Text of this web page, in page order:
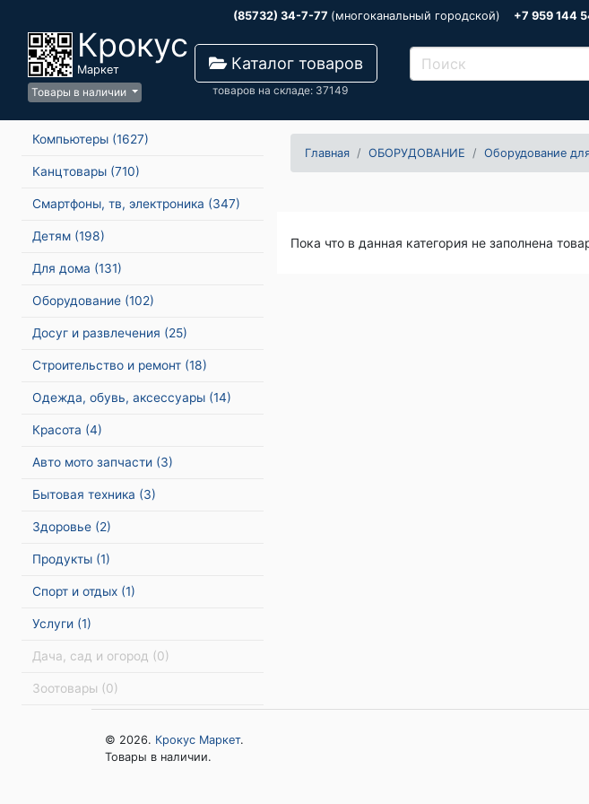
(85732) 34-7-77 (многоканальный городской) +7 959 144
Крокус
Маркет
Товары в наличии
Каталог товаров
товаров на складе: 37149
Компьютеры (1627)
Канцтовары (710)
Смартфоны, тв, электроника (347)
Детям (198)
Для дома (131)
Оборудование (102)
Досуг и развлечения (25)
Строительство и ремонт (18)
Одежда, обувь, аксессуары (14)
Красота (4)
Авто мото запчасти (3)
Бытовая техника (3)
Здоровье (2)
Продукты (1)
Спорт и отдых (1)
Услуги (1)
Дача, сад и огород (0)
Зоотовары (0)
Главная ОБОРУДОВАНИЕ Оборудование
Пока что в данная категория не заполнена
© 2026. Крокус Маркет.
Товары в наличии.